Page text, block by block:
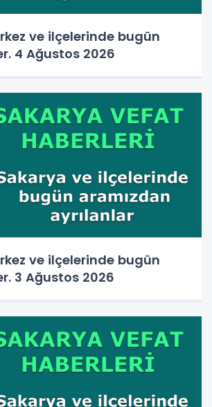
ve ilçelerinde bugün
4 Ağustos 2026
ve ilçelerinde bugün
3 Ağustos 2026